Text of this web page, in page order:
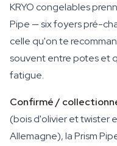
KRYO congelables
Pipe — six foyers pré-
celle qu'on te
souvent entre potes et
fatigue.
Confirmé /
(bois d'olivier et twister
Allemagne), la Prism